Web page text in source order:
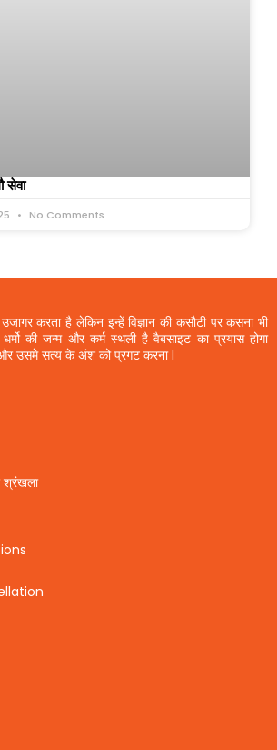
सेवा
No Comments
करता है लेकिन इन्हें विज्ञान की कसौटी पर कसना भी
की जन्म और कर्म स्थली है वैबसाइट का प्रयास होगा
उसमे सत्य के अंश को प्रगट करना l
श्रंखला